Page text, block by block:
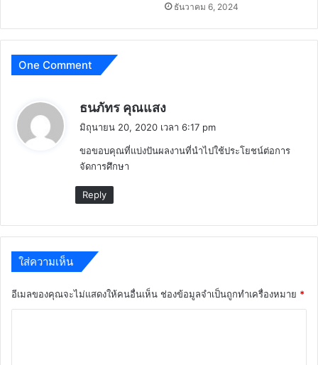
ธันวาคม 6, 2024
One Comment
ธนภัทร คุณแสง
า
มิถุนายน 20, 2020 เวลา 6:17 pm
ขอขอบคุณที่แบ่งปันผลงานที่นำไปใช้ประโยชน์ต่อการ
จัดการศึกษา
Reply
ใส่ความเห็น
อีเมลของคุณจะไม่แสดงให้คนอื่นเห็น ช่องข้อมูลจำเป็นถูกทำเครื่องหมาย *